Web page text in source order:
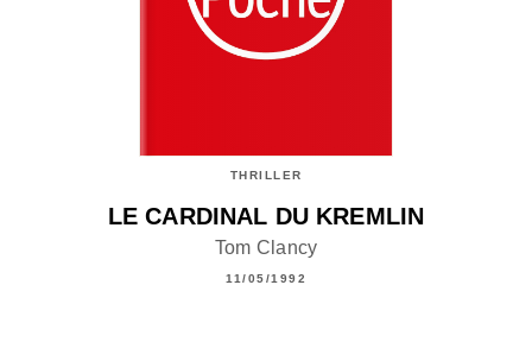
THRILLER
LE CARDINAL DU KREMLIN
Tom Clancy
11/05/1992